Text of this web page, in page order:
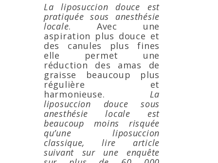
La liposuccion douce est
pratiquée sous anesthésie
locale. Avec une
aspiration plus douce et
des canules plus fines
elle permet une
réduction des amas de
graisse beaucoup plus
régulière et
harmonieuse. La
liposuccion douce sous
anesthésie locale est
beaucoup moins risquée
qu’une liposuccion
classique, lire article
suivant sur une enquête